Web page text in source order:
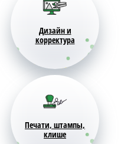
Дизайн и
корректура
Печати, штампы,
клише